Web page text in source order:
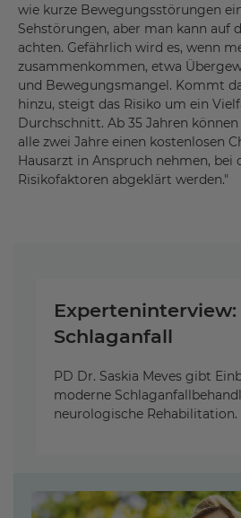
wie kurze Bewegungsstörungen
Sehstörungen, aber man kann auf
achten. Gefährlich wird es, wenn
zusammenkommen, etwa
und Bewegungsmangel. Kommt
hinzu, steigt das Risiko um ein
Durchschnitt. Ab 35 Jahren
alle zwei Jahre einen kostenlosen
Hausarzt in Anspruch nehmen,
Risikofaktoren abgeklärt werden."
Experteninterview:
Schlaganfall
PD Dr. Saskia Meves gibt
moderne
neurologische Rehabilitation.